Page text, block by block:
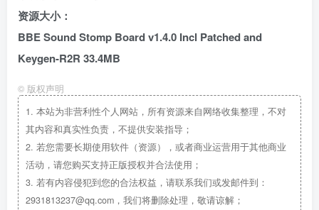
资源大小：
BBE Sound Stomp Board v1.4.0 Incl Patched and
Keygen-R2R 33.4MB
© 版权声明
1. 本站为非营利性个人网站，所有资源来自网络收集整理，不对
其内容和真实性负责，不提供安装指导；
2. 若您需要长期使用软件（资源），或者商业运营用于其他商业
活动，请您购买支持正版授权并合法使用；
3. 若有内容侵犯到您的合法权益，请联系我们或发邮件到：
2931813237@qq.com，我们将删除处理，敬请谅解；